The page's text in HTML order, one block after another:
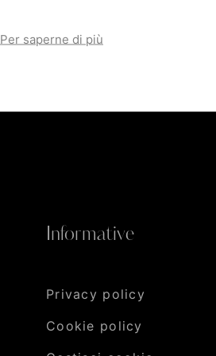
Informative
Privacy policy
Cookie policy
Per saperne di più